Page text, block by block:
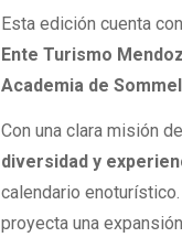
Esta edición cuenta
Ente Turismo
Academia de
Con una clara misión de
diversidad y
calendario
proyecta una